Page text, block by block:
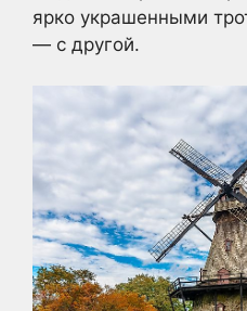
ярко украшенными
— с другой.